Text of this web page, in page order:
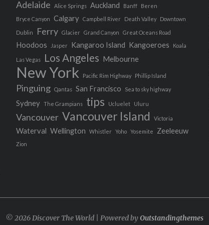
Adelaide Alice Springs Auckland Banff
Beren
Bryce Canyon
Calgary Campbell River Death Valley Downtown
Dublin Ferry Glacier Grand Canyon Great Oceans Road
Hoodoos Jasper Kangaroo Island Kangoeroes Koala
Las Vegas Los Angeles Melbourne
New York Pacific Rim Highway Phillip Island
Pinguing Qantas San Francisco Sea to sky highway
Sydney The Grampians tips Ucluelet Uluru
Vancouver Vancouver Island Victoria
Waterval Wellington Whistler Yoho Yosemite Zeeleeuw
Zion
© 2026 Discover The World | Powered byOutstandingthemes